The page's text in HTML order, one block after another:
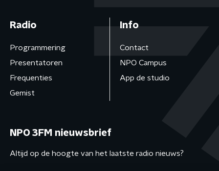
Radio
Programmering
Presentatoren
Frequenties
Gemist
Info
Contact
NPO Campus
App de studio
NPO 3FM nieuwsbrief
Altijd op de hoogte van het laatste radio nieuws?